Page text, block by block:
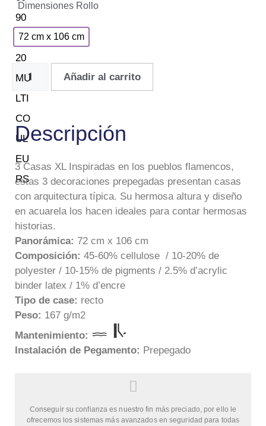
Dimensiones Rollo
72 cm x 106 cm
Añadir al carrito
Descripción
3 Casas XL Inspiradas en los pueblos flamencos,
estas 3 decoraciones prepegadas presentan casas
con arquitectura típica. Su hermosa altura y diseño
en acuarela los hacen ideales para contar hermosas
historias.
Panorámica: 72 cm x 106 cm
Composición: 45-60% cellulose / 10-20% de
polyester / 10-15% de pigments / 2.5% d’acrylic
binder latex / 1% d’encre
Tipo de case: recto
Peso: 167 g/m2
Mantenimiento:
Instalación de Pegamento: Prepegado
Conseguir su confianza es nuestro fin más preciado, por ello le
ofrecemos los sistemas más avanzados en seguridad para todas